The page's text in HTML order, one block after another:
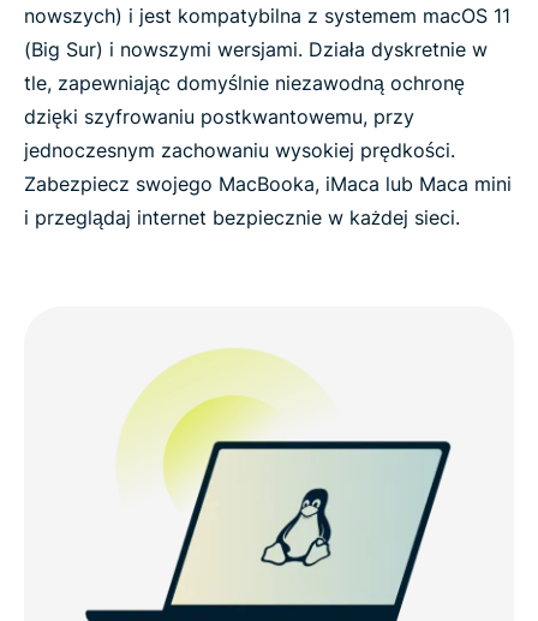
nowszych) i jest kompatybilna z systemem macOS 11
(Big Sur) i nowszymi wersjami. Działa dyskretnie w
tle, zapewniając domyślnie niezawodną ochronę
dzięki szyfrowaniu postkwantowemu, przy
jednoczesnym zachowaniu wysokiej prędkości.
Zabezpiecz swojego MacBooka, iMaca lub Maca mini
i przeglądaj internet bezpiecznie w każdej sieci.